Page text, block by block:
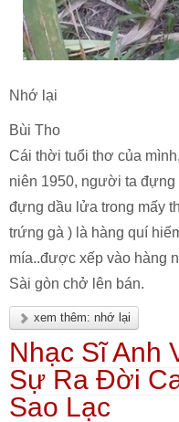
Nhớ lại
Bùi Tho
Cái thời tuổi thơ của
niên 1950, người ta
đựng dầu lửa trong mấy
trứng gà ) là hàng quí
mía..được xếp vào hàng
Sài gòn chở lên bán.
xem thêm: nhớ lại
Nhạc Sĩ Anh
Sự Ra Đời
Sao Lạc